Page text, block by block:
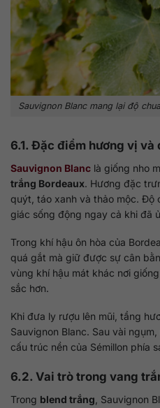
Sauvignon Blanc mang lại độ
6.1. Đặc điểm hương vị và
Sauvignon Blanc là giống nho
trắng Bordeaux. Hương đặc
quýt, táo xanh và thảo mộc. Độ
giác sống động ngay cả khi đã
Trong khí hậu ôn hòa của
quá gắt mà giữ được sự cân
vùng khí hậu mát khác nơi
sắc hơn.
Khi đưa ly rượu lên mũi, tầng
Sauvignon Blanc. Sau vài
cấu trúc nền của Sémillon phía
6.2. Vai trò trong vang
Trong blend trắng , Sauvignon